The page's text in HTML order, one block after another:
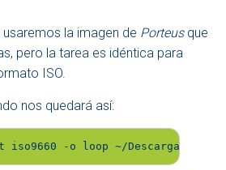
la imagen de Porteusque
pero la tarea es idéntica para
ISO.
nos quedará así:
iso9660 -o loop ~/Descargas/